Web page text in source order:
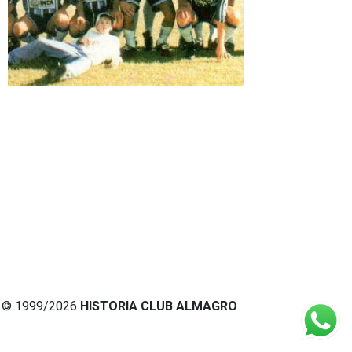
© 1999/2026 HISTORIA CLUB ALMAGRO